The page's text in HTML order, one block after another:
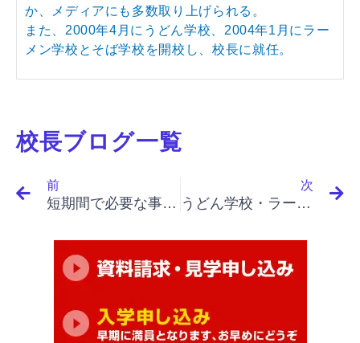
か、メディアにも多数取り上げられる。
また、2000年4月にうどん学校、2004年1月にラー
メン学校とそば学校を開校し、校長に就任。
校長ブログ一覧
前
短期間で必要な事をしっかり学べる学校だと思いました。
次
うどん学校・ラーメン学校・そば学校・パスタ学校で開業&成果アップ｜「イノベーションと起業家精神（最終）」「知識が出揃ったとき、知識によるイノベーションの条件、分析の必要性」